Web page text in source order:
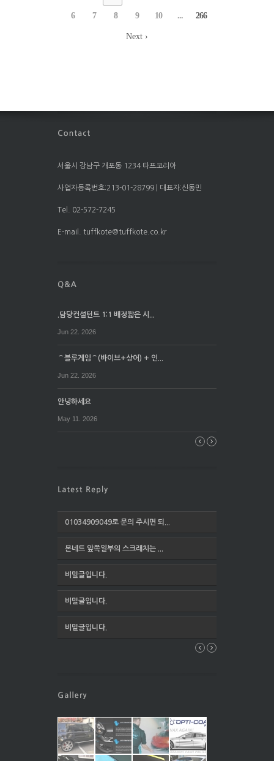
6 7 8 9 10 ... 266
Next ›
서울시 강남구 개포동 1234 타프코리아
사업자등록번호:213-01-28799 | 대표자:신동민
Tel. 02-572-7245
E-mail. tuffkote@tuffkote.co.kr
.담당컨설턴트 1:1 배정짧은 시...
Jun 22. 2026
⌒블루게임⌒(바이브+상어) + 인...
Jun 22. 2026
안녕하세요
May 11. 2026
01034909049로 문의 주시면 되...
본네트 앞쪽일부의 스크래치는 ...
비밀글입니다.
비밀글입니다.
비밀글입니다.